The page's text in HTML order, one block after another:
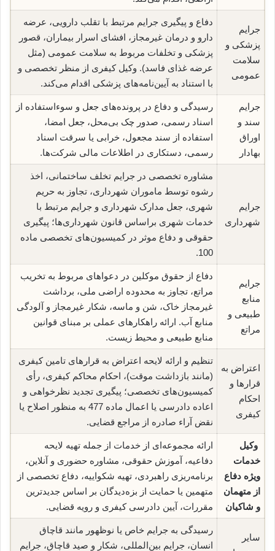
جرایم
پزشکی و
سلامت
عمومی
دفاع و پیگیری جرایم مرتبط با تقلب دارویی، عرضه
دارو و درمان غیرمجاز، افشای اسرار بیماران، قصور
پزشکی و تخلفات مربوط به سلامت عمومی (مثل
عرضه غذای فاسد). وکیل کیفری از منظر تخصصی و
با استناد به آیین‌نامه‌های پزشکی اقدام می‌کند.
جرایم
سند و
اوراق
بهادار
رسیدگی و دفاع در پرونده‌های جعل و سوءاستفاده از
اسناد رسمی، صدور چک بی‌محل، جعل امضا،
استفاده از سند مجعول، خرابی یا سرقت اسناد
رسمی، دستکاری در اطلاعات مالی شرکت‌ها.
جرایم
شهرداری
مشاوره تخصصی در جرایم تخلف ساختمانی، اخذ
رشوه توسط ماموران شهرداری، تجاوز به حریم
شهری، جعل مدارک شهرداری و جرایم مرتبط با
خدمات شهری براساس قانون شهرداری‌ها؛ پیگیری
حقوقی و دفاع موثر در کمیسیون‌های تخصصی ماده
100.
جرایم
منابع
طبیعی و
مراتع
دفاع از حقوق موکلین در دعواهای مربوط به تخریب
مراتع، تجاوز به محدوده اراضی ملی، برداشت
غیرمجاز خاک، شن و ماسه، شکار غیرمجاز و آلودگی
منابع آب. ارائه راهکارهای عملی بر مبنای قوانین
منابع طبیعی و محیط زیست.
اعتراض به
قرارها و
احکام
کیفری
تنظیم و ارائه لایحه اعتراض به قرارهای تامین کیفری
(مانند بازداشت موقت)، احکام محاکم کیفری، رأی
کمیسیون‌های تخصصی؛ پیگیری تجدید نظرخواهی و
اعاده دادرسی یا اعمال ماده 477 به منظور اصلاح یا
نقض آراء صادره از مراجع قضایی.
وکیل
خدمات
ویژه دفاع
از متهمان
و شاکیان
ارائه مجموعه‌ای از خدمات از جمله تهیه لایحه
دفاعیه، آموزش حقوقی، مشاوره حضوری و آنلاین،
برنامه‌ریزی راهبردی، تهیه شکواییه، دفاع تخصصی از
متهمین یا حمایت از بزه‌دیدگان بر اساس جدیدترین
مقررات، آیین دادرسی کیفری و رویه قضایی.
سایر
رسیدگی به جرایم خاص یا نوظهور مانند قاچاق
انسان، جرایم بین‌المللی، شکار و صید قاچاق، جرایم